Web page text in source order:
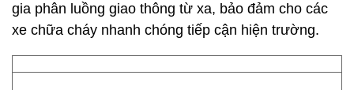
gia phân luồng giao thông từ xa, bảo đảm cho các
xe chữa cháy nhanh chóng tiếp cận hiện trường.